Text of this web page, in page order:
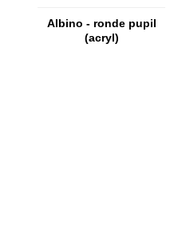
Albino - ronde pupil
(acryl)